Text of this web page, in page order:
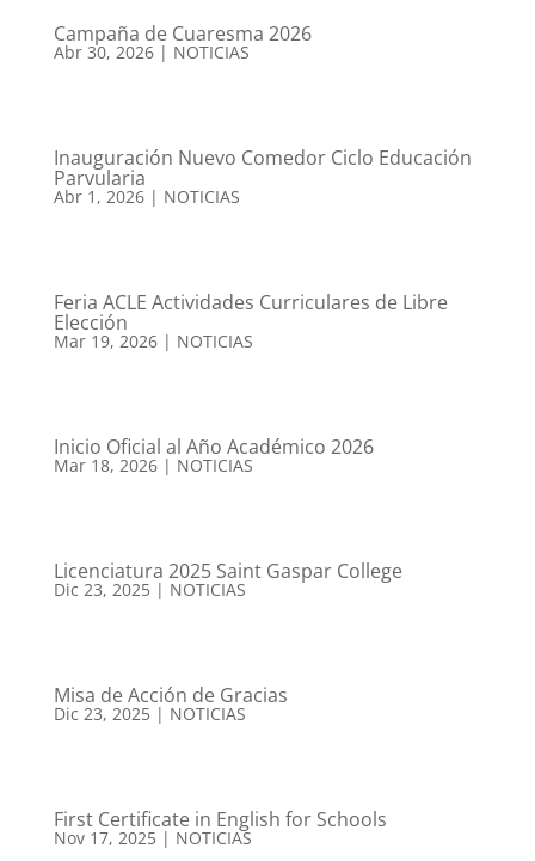
Campaña de Cuaresma 2026
Abr 30, 2026| NOTICIAS
Inauguración Nuevo Comedor Ciclo Educación
Parvularia
Abr 1, 2026| NOTICIAS
Feria ACLE Actividades Curriculares de Libre
Elección
Mar 19, 2026| NOTICIAS
Inicio Oficial al Año Académico 2026
Mar 18, 2026| NOTICIAS
Licenciatura 2025 Saint Gaspar College
Dic 23, 2025| NOTICIAS
Misa de Acción de Gracias
Dic 23, 2025| NOTICIAS
First Certificate in English for Schools
Nov 17, 2025| NOTICIAS